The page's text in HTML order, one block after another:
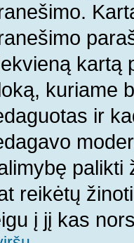
kartą
kuriame
ir
palikti
reikėtų
į jį kas